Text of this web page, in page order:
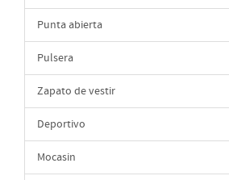
Punta abierta
Pulsera
Zapato de vestir
Deportivo
Mocasin